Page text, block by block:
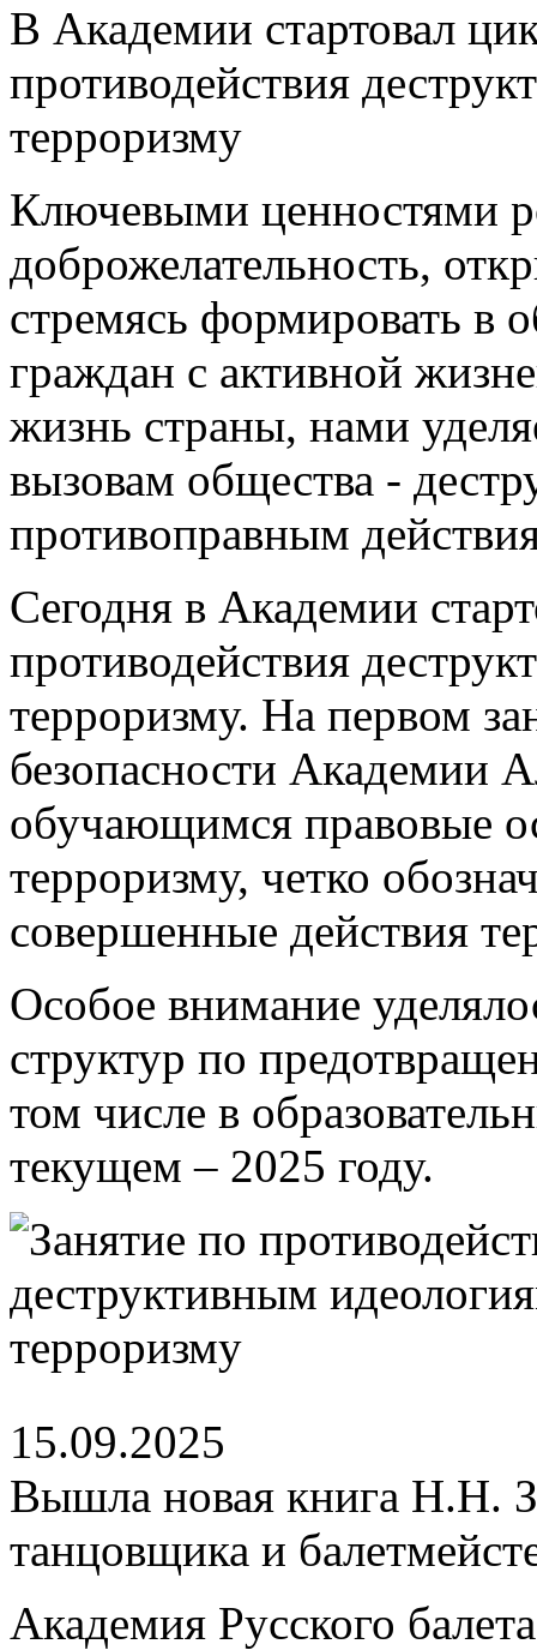
В Академии стартовал
противодействия
терроризму
Ключевыми ценностями
доброжелательность,
стремясь формировать в
граждан с активной
жизнь страны, нами
вызовам общества -
противоправным
Сегодня в Академии
противодействия
терроризму. На первом
безопасности Академии
обучающимся правовые
терроризму, четко
совершенные действия
Особое внимание
структур по
том числе в
текущем – 2025 году.
15.09.2025
Вышла новая книга Н.Н.
танцовщика и
Академия Русского